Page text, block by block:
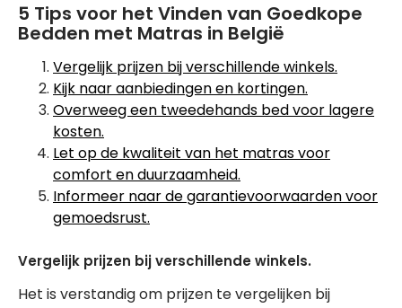
5 Tips voor het Vinden van Goedkope
Bedden met Matras in België
Vergelijk prijzen bij verschillende winkels.
Kijk naar aanbiedingen en kortingen.
Overweeg een tweedehands bed voor lagere
kosten.
Let op de kwaliteit van het matras voor
comfort en duurzaamheid.
Informeer naar de garantievoorwaarden voor
gemoedsrust.
Vergelijk prijzen bij verschillende winkels.
Het is verstandig om prijzen te vergelijken bij